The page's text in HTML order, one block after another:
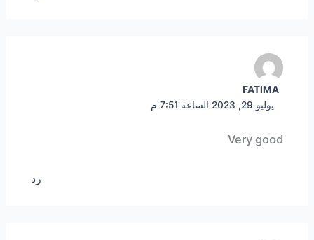
FATIMA
يوليو 29, 2023 الساعة 7:51 م
Very good
رد